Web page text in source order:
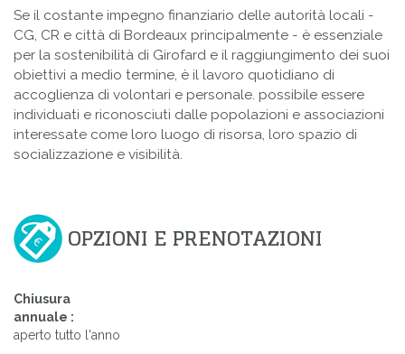
Se il costante impegno finanziario delle autorità locali -
CG, CR e città di Bordeaux principalmente - è essenziale
per la sostenibilità di Girofard e il raggiungimento dei suoi
obiettivi a medio termine, è il lavoro quotidiano di
accoglienza di volontari e personale. possibile essere
individuati e riconosciuti dalle popolazioni e associazioni
interessate come loro luogo di risorsa, loro spazio di
socializzazione e visibilità.
OPZIONI E PRENOTAZIONI
Chiusura
annuale :
aperto tutto l'anno